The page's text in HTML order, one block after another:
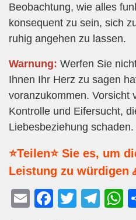
Beobachtung, wie alles
konsequent zu sein, sich
ruhig angehen zu lassen.
Warnung: Werfen Sie
Ihnen Ihr Herz zu sagen
voranzukommen. Vorsicht
Kontrolle und Eifersucht,
Liebesbeziehung schaden.
⭐Teilen⭐ Sie es, um
Leistung zu würdigen
E
F
T
T